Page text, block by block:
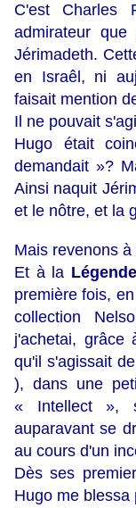
C'est Charles
admirateur
Jérimadeth.
en Israêl, ni
faisait mention
Il ne pouvait
Hugo était
demandait »?
Ainsi naquit
et le nôtre, et la
Mais revenons
Et à la
première fois,
collection
j'achetai, grâce
qu'il s'agissait
), dans une
« Intellect »,
auparavant se
au cours d'un
Dès ses
Hugo me blessa